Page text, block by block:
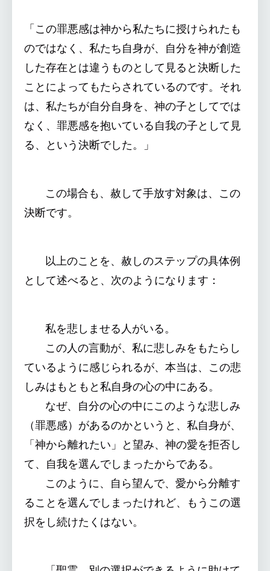
「この罪悪感は神から私たちに授けられたも
のではなく、私たち自身が、自分を神が創造
した存在とは違うものとして見ると決断した
ことによってもたらされているのです。それ
は、私たちが自分自身を、神の子としてでは
なく、罪悪感を抱いている自我の子として見
る、という決断でした。」
この場合も、赦して手放す対象は、この
決断です。
以上のことを、赦しのステップの具体例
として述べると、次のようになります：
私を悲しませる人がいる。
この人の言動が、私に悲しみをもたらし
ているように感じられるが、本当は、この悲
しみはもともと私自身の心の中にある。
なぜ、自分の心の中にこのような悲しみ
（罪悪感）があるのかというと、私自身が、
「神から離れたい」と望み、神の愛を拒否し
て、自我を選んでしまったからである。
このように、自ら望んで、愛から分離す
ることを選んでしまったけれど、もうこの選
択をし続けたくはない。